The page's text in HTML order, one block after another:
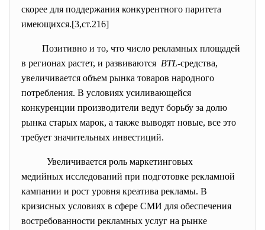
скорее для поддержания конкурентного паритета
имеющихся.[3,ст.216]
Позитивно и то, что число рекламных площадей
в регионах растет, и развиваются BTL-средства,
увеличивается объем рынка товаров народного
потребления. В условиях усиливающейся
конкуренции производители ведут борьбу за долю
рынка старых марок, а также выводят новые, все это
требует значительных инвестиций.
Увеличивается роль маркетинговых
медийных исследований при подготовке рекламной
кампании и рост уровня креатива рекламы. В
кризисных условиях в сфере СМИ для обеспечения
востребованности рекламных услуг на рынке